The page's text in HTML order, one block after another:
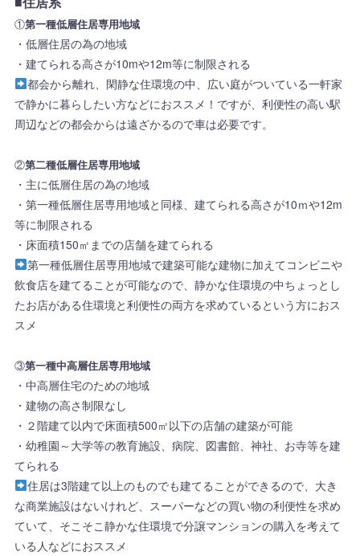
①第一種低層住居専用地域
・低層住居の為の地域
・建てられる高さが10mや12m等に制限される
都会から離れ、閑静な住環境の中、広い庭がついている一軒家
で静かに暮らしたい方などにおススメ！ですが、利便性の高い駅
周辺などの都会からは遠ざかるので車は必要です。
②第二種低層住居専用地域
・主に低層住居の為の地域
・第一種低層住居専用地域と同様、建てられる高さが10ｍや12m
等に制限される
・床面積150㎡までの店舗を建てられる
第一種低層住居専用地域で建築可能な建物に加えてコンビニや
飲食店を建てることが可能なので、静かな住環境の中ちょっとし
たお店がある住環境と利便性の両方を求めているという方におス
スメ
③第一種中高層住居専用地域
・中高層住宅のための地域
・建物の高さ制限なし
・２階建て以内で床面積500㎡以下の店舗の建築が可能
・幼稚園～大学等の教育施設、病院、図書館、神社、お寺等を建
てられる
住居は3階建て以上のものでも建てることができるので、大き
な商業施設はないけれど、スーパーなどの買い物の利便性を求め
ていて、そこそこ静かな住環境で分譲マンションの購入を考えて
いる人などにおススメ